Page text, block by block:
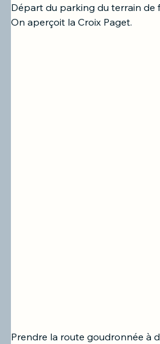
Départ du parking du terrain de
On aperçoit la Croix Paget.
Prendre la route goudronnée à